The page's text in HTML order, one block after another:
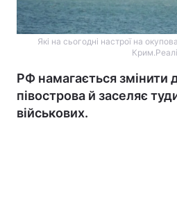
Які на сьогодні настрої на
РФ намагається змінити
півострова й заселяє
військових.